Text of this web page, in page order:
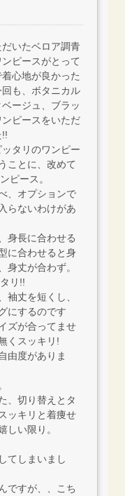
いたベロア調青
ンピースがとって
着心地が良かった
も、ボタニカル
ージュ、ブラッ
ンピースをいただ
!!
ッタリのワンピー
ことに、改めて
ピース。
、オプションで
らないわけがあ
身長に合わせる
に合わせると身
身丈が合わず。
リ!!
袖丈を短くし、
にするのです
ズが合ってませ
くスッキリ!
由度がありま
、切り替えとタ
ッキリと着痩せ
しい限り。
てしまいまし
ですが、、こち